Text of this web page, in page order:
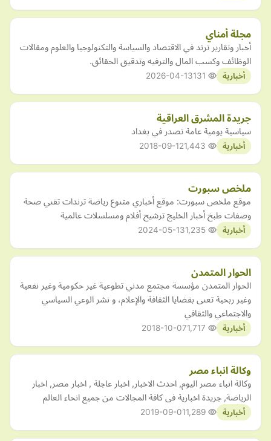
مجلة أمناي
أخبار وتقارير ترند في الاقتصاد والسياسة والتكنولوجيا والعلوم ومقالات
الوظائف وكسب المال والترفيه وتدقيق الحقائق.
أخبارية 2026-04-13
جريدة المشرق العراقية
سياسية يومية عامة تصدر في بغداد
أخبارية 2018-09-12
ملخص سبورت
موقع ملخص سبورت: موقع أخباري متنوع رياضة ترندات تقني صحة
وصفات طبخ أخبار الخليج ترشيح أفلام ومسلسلات عالمية
أخبارية 2024-05-13
الحوار المتمدن
الحوار المتمدن مؤسسة مجتمع مدني تطوعية غير حكومية وغير نفعية
وغير ربحية تعنى بقضايا الثقافة والإعلام، و نشر الوعي السياسي
والاجتماعي والثقافي
أخبارية 2018-10-07
وكالة انباء مصر
وكالة انباء مصر اليوم, احدث الاخبار, اخبار عاجلة , اخبار مصر, اخبار
الرياضة, جريدة اخبارية فى كافة المجالات من جميع انحاء العالم
أخبارية 2019-09-01